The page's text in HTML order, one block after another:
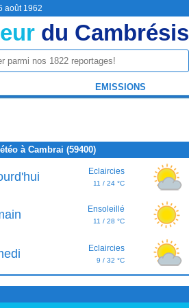
août 1962
du Cambrésis
EMISSIONS
à Cambrai (59400)
Eclaircies
11 / 24 °C
Ensoleillé
11 / 28 °C
Eclaircies
9 / 32 °C